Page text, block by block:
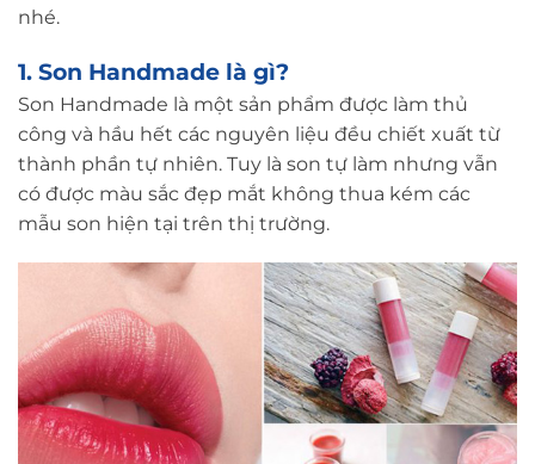
nhé.
1. Son Handmade là gì?
Son Handmade là một sản phẩm được làm thủ
công và hầu hết các nguyên liệu đều chiết xuất từ
thành phần tự nhiên. Tuy là son tự làm nhưng vẫn
có được màu sắc đẹp mắt không thua kém các
mẫu son hiện tại trên thị trường.